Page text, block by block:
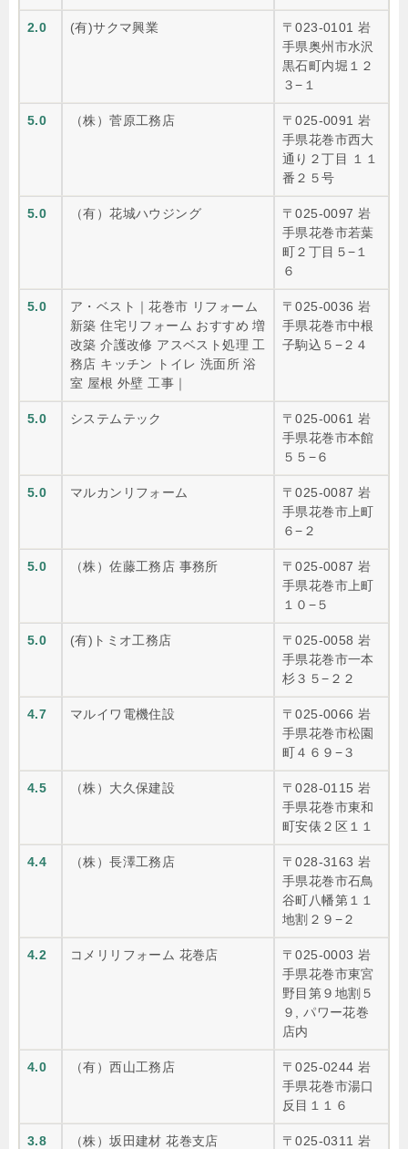
2.0 (有)サクマ興業
〒023-0101 岩
手県奥州市水沢
黒石町内堀１２
３−１
5.0 （株）菅原工務店
〒025-0091 岩
手県花巻市西大
通り２丁目 １１
番２５号
5.0 （有）花城ハウジング
〒025-0097 岩
手県花巻市若葉
町２丁目５−１
６
5.0
ア・ベスト｜花巻市 リフォーム
新築 住宅リフォーム おすすめ 増
改築 介護改修 アスベスト処理 工
務店 キッチン トイレ 洗面所 浴
室 屋根 外壁 工事｜
〒025-0036 岩
手県花巻市中根
子駒込５−２４
5.0 システムテック
〒025-0061 岩
手県花巻市本館
５５−６
5.0 マルカンリフォーム
〒025-0087 岩
手県花巻市上町
６−２
5.0 （株）佐藤工務店 事務所
〒025-0087 岩
手県花巻市上町
１０−５
5.0 (有)トミオ工務店
〒025-0058 岩
手県花巻市一本
杉３５−２２
4.7 マルイワ電機住設
〒025-0066 岩
手県花巻市松園
町４６９−３
4.5 （株）大久保建設
〒028-0115 岩
手県花巻市東和
町安俵２区１１
4.4 （株）長澤工務店
〒028-3163 岩
手県花巻市石鳥
谷町八幡第１１
地割２９−２
4.2 コメリリフォーム 花巻店
〒025-0003 岩
手県花巻市東宮
野目第９地割５
９, パワー花巻
店内
4.0 （有）西山工務店
〒025-0244 岩
手県花巻市湯口
反目１１６
3.8 （株）坂田建材 花巻支店
〒025-0311 岩